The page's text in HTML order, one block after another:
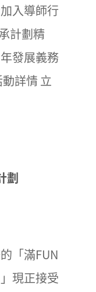
入導師行
計劃精
發展義務
詳情 立
劃
「滿FUN
現正接受